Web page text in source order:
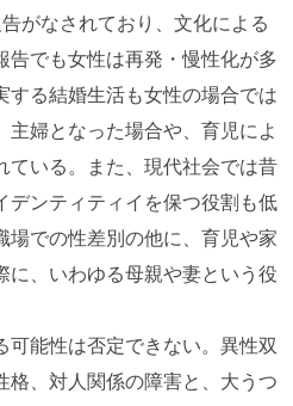
がなされており、文化による
告でも女性は再発・慢性化が多
する結婚生活も女性の場合では
主婦となった場合や、育児によ
ている。また、現代社会では昔
デンティティイを保つ役割も低
場での性差別の他に、育児や家
に、いわゆる母親や妻という役
可能性は否定できない。異性双
格、対人関係の障害と、大うつ